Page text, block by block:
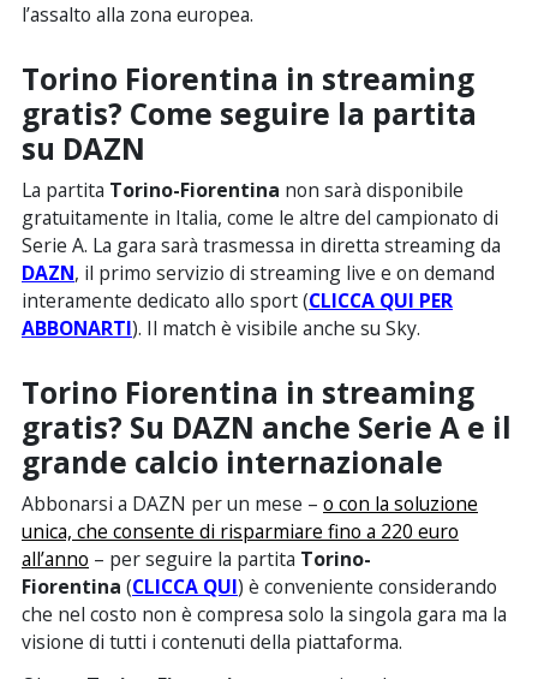
l’assalto alla zona europea.
Torino Fiorentina in streaming
gratis? Come seguire la partita
su DAZN
La partita Torino-Fiorentina non sarà disponibile
gratuitamente in Italia, come le altre del campionato di
Serie A. La gara sarà trasmessa in diretta streaming da
DAZN, il primo servizio di streaming live e on demand
interamente dedicato allo sport (CLICCA QUI PER
ABBONARTI). Il match è visibile anche su Sky.
Torino Fiorentina in streaming
gratis? Su DAZN anche Serie A e il
grande calcio internazionale
Abbonarsi a DAZN per un mese – o con la soluzione
unica, che consente di risparmiare fino a 220 euro
all’anno – per seguire la partita Torino-
Fiorentina (CLICCA QUI) è conveniente considerando
che nel costo non è compresa solo la singola gara ma la
visione di tutti i contenuti della piattaforma.